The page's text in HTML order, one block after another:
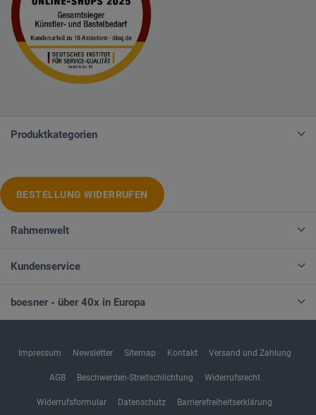
Produktkategorien
BESTELLUNG WIDERRUFEN
Rahmenwelt
Kundenservice
boesner - über 40x in Europa
Impressum Newsletter Sitemap Kontakt Versand und Zahlung
AGB Beschwerden-Streitschlichtung Widerrufsrecht
Widerrufsformular Datenschutz Barrierefreiheitserklärung